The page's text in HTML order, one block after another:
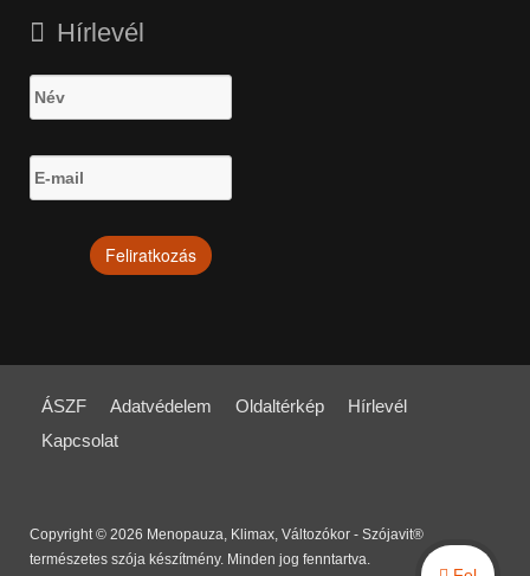
Hírlevél
ÁSZF Adatvédelem Oldaltérkép
Hírlevél
Kapcsolat
Copyright © 2026 Menopauza, Klimax, Változókor - Szójavit®
természetes szója készítmény. Minden jog fenntartva.